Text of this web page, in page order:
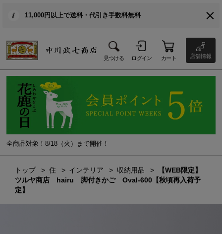
11,000円以上で送料・代引き手数料無料
見つける ログイン カート 店舗情報
全商品対象！8/18（火）まで開催！
トップ 住 インテリア 収納用品
【WEB限定】
ツルヤ商店 hairu 脚付きかご Oval-600【秋頃再入荷予
定】